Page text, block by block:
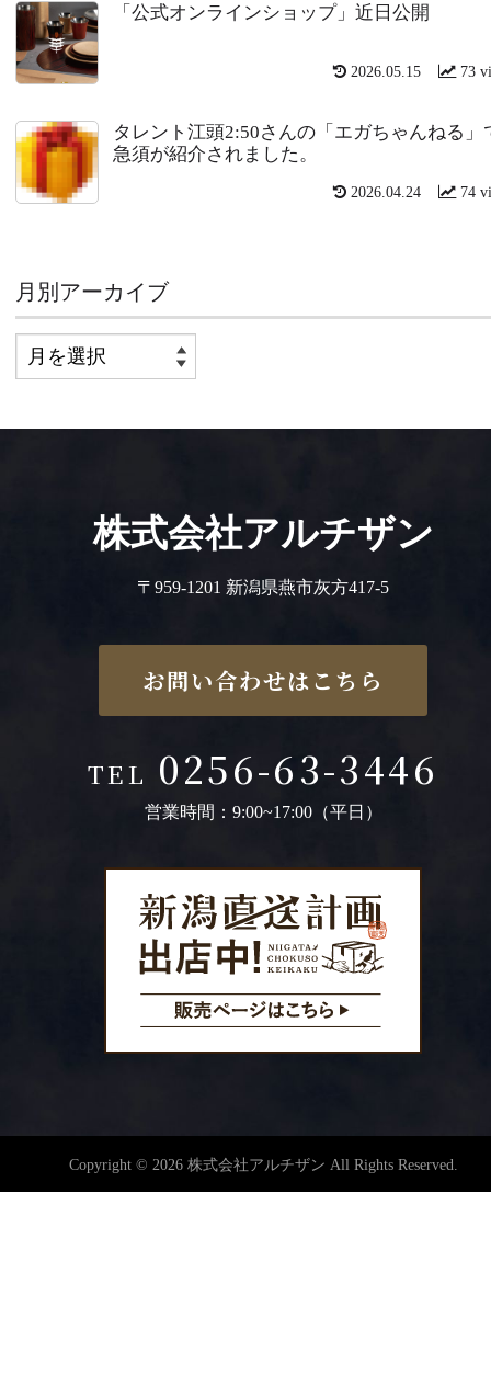
「公式オンラインショップ」近日公開
73
2026.05.15
タレント江頭2:50さんの「エガちゃんねる」
急須が紹介されました。
74
2026.04.24
月別アーカイブ
株式会社アルチザン
〒959-1201 新潟県燕市灰方417-5
お問い合わせはこちら
TEL 0256-63-3446
営業時間：9:00~17:00（平日）
Copyright © 2026 株式会社アルチザン All Rights Reserved.